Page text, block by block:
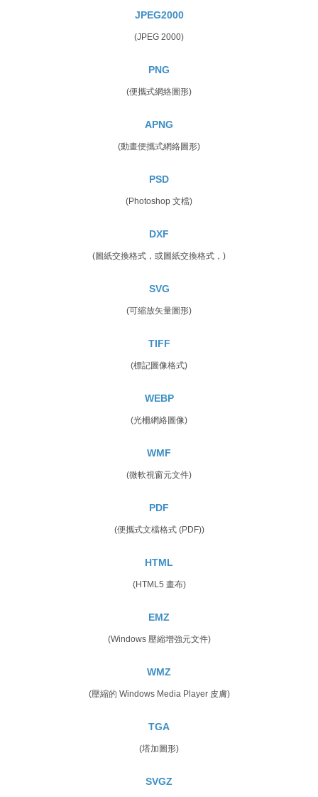
JPEG2000
(JPEG 2000)
PNG
(便攜式網絡圖形)
APNG
(動畫便攜式網絡圖形)
PSD
(Photoshop 文檔)
DXF
(圖紙交換格式，或圖紙交換格式，)
SVG
(可縮放矢量圖形)
TIFF
(標記圖像格式)
WEBP
(光柵網絡圖像)
WMF
(微軟視窗元文件)
PDF
(便攜式文檔格式 (PDF))
HTML
(HTML5 畫布)
EMZ
(Windows 壓縮增強元文件)
WMZ
(壓縮的 Windows Media Player 皮膚)
TGA
(塔加圖形)
SVGZ